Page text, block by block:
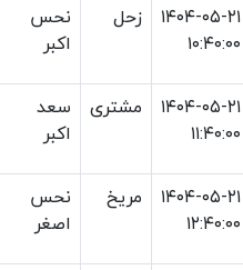
۱۴۰۴-۰۵-۲۱
۱۰:۴۰:۰۰
زحل
نحس
اکبر
۱۴۰۴-۰۵-۲۱
۱۱:۴۰:۰۰
مشتری
سعد
اکبر
۱۴۰۴-۰۵-۲۱
۱۲:۴۰:۰۰
مریخ
نحس
اصغر